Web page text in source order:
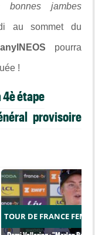
jambes
au sommet du
pourra
!
4è étape
provisoire
TOUR DE FRANCE